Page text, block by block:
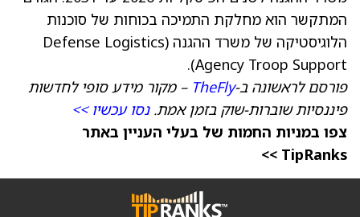
המתקשר הוא מחלקת התמיכה בכוחות של סוכנות
הלוגיסטיקה של משרד ההגנה (Defense Logistics
Agency Troop Support).
פורסם לראשונה ב-TheFly – מקור מידע סופי לחדשות
פיננסיות שוברות-שוק בזמן אמת.נסו עכשיו >>
צפו במניות החמות של בעלי העניין באתר
TipRanks >>